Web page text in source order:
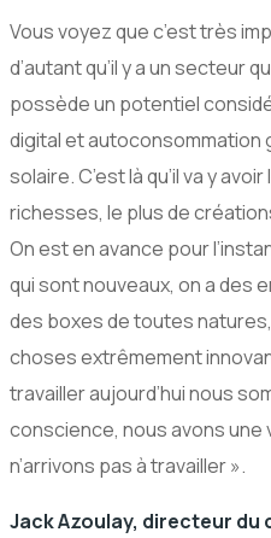
Vous voyez que c’est très
d’autant qu’il y a un secteur
possède un potentiel
digital et autoconsommation
solaire. C’est là qu’il va y
richesses, le plus de
On est en avance pour
qui sont nouveaux, on a des
des boxes de toutes
choses extrêmement
travailler aujourd’hui nous
conscience, nous avons une
n’arrivons pas à travailler ».
Jack Azoulay, directeur du